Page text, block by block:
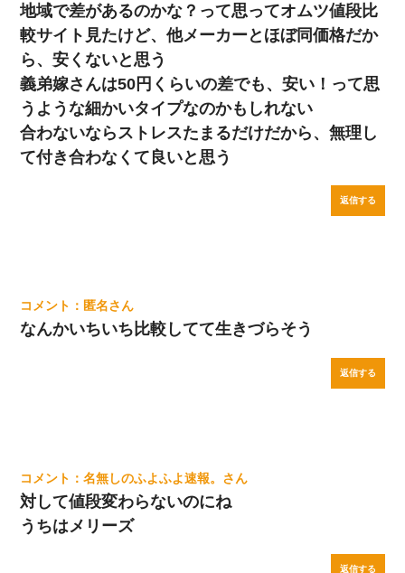
地域で差があるのかな？って思ってオムツ値段比
較サイト見たけど、他メーカーとほぼ同価格だか
ら、安くないと思う
義弟嫁さんは50円くらいの差でも、安い！って思
うような細かいタイプなのかもしれない
合わないならストレスたまるだけだから、無理し
て付き合わなくて良いと思う
返信する
匿名
なんかいちいち比較してて生きづらそう
返信する
名無しのふよふよ速報。
対して値段変わらないのにね
うちはメリーズ
返信する